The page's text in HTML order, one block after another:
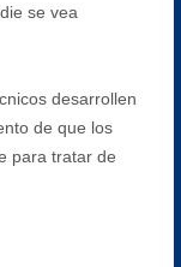
se vea
desarrollen
de que los
para tratar de